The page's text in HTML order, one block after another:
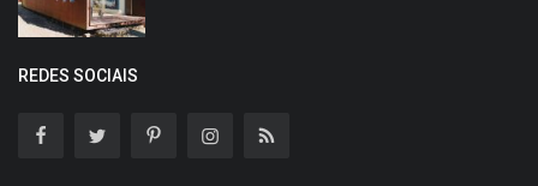
REDES SOCIAIS